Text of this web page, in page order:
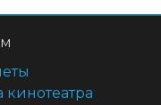
кинотеатра